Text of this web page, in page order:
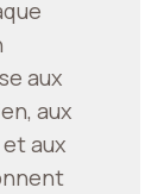
aux
aux
aux